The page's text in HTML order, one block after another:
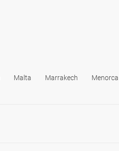
Malta Marrakech Menorca